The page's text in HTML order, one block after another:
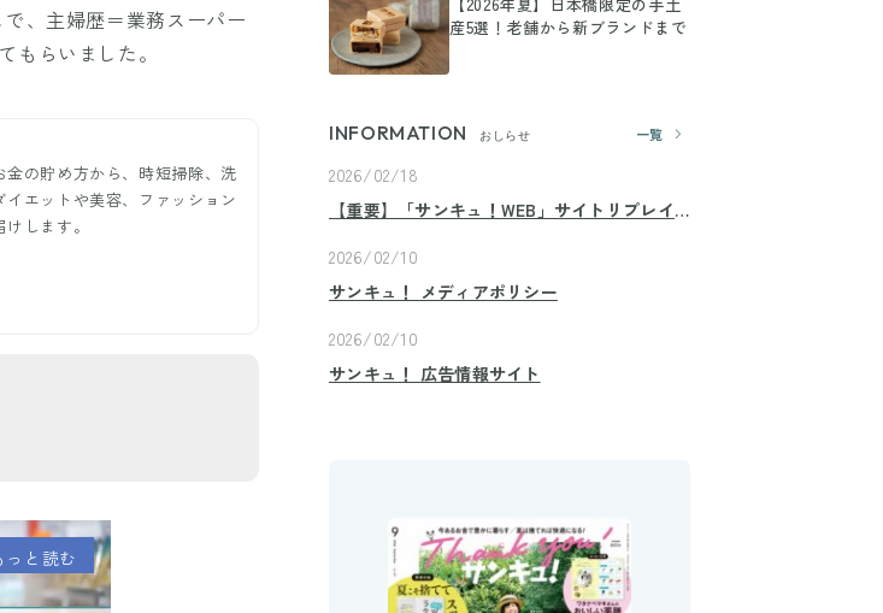
、主婦歴＝業務スーパー
もらいました。
の貯め方から、時短掃除、洗
エットや美容、ファッション
します。
っと読む
産5選！老舗から新ブランドまで
INFORMATION おしらせ 一覧
2026/02/18
【重要】「サンキュ！WEB」サイトリプレイ
2026/02/10
サンキュ！ メディアポリシー
2026/02/10
サンキュ！ 広告情報サイト